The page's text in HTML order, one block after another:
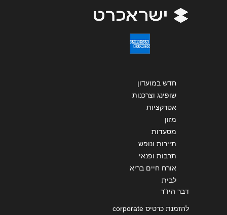
חדש במועדון
שופינג וצרכנות
אטרקציות
מזון
מסעדות
תיירות ונופש
תרבות ופנאי
אורח חיים בריא
לבית
דבר היו"ר
להזמנת כרטיס corporate